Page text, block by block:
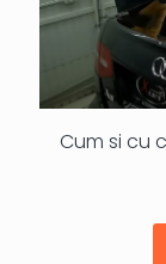
Cum si cu